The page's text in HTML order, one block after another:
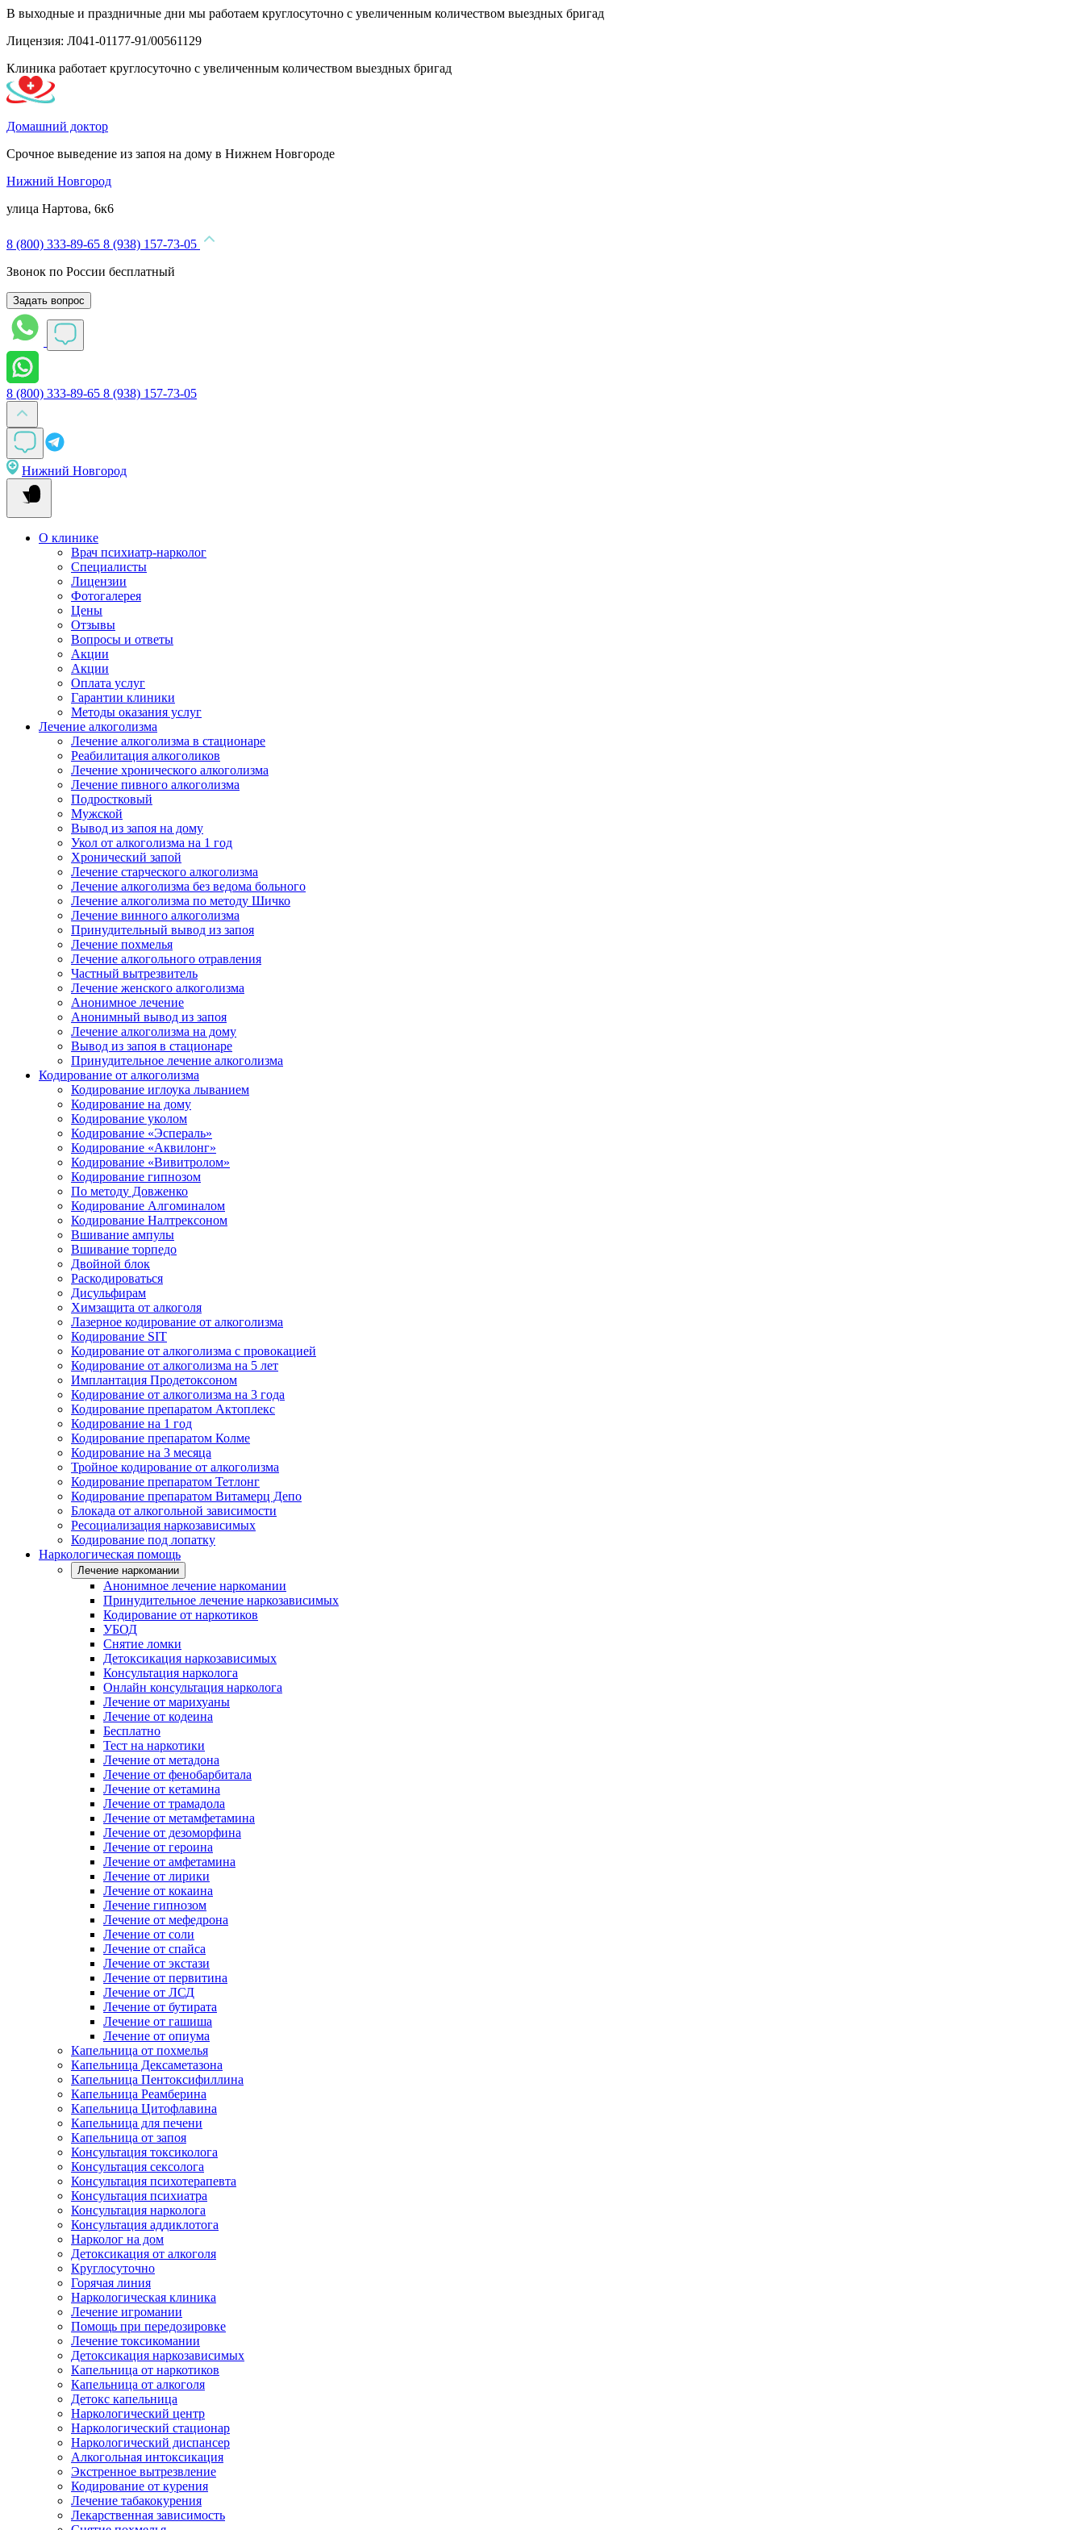
В выходные и праздничные дни мы работаем круглосуточно с увеличенным количеством выездных бригад
Лицензия: Л041-01177-91/00561129
Клиника работает круглосуточно с увеличенным количеством выездных бригад
Домашний доктор
Срочное выведение из запоя на дому в Нижнем Новгороде
Нижний Новгород
улица Нартова, 6к6
8 (800) 333-89-65 8 (938) 157-73-05
Звонок по России бесплатный
Задать вопрос
8 (800) 333-89-65 8 (938) 157-73-05
Нижний Новгород
О клинике
Врач психиатр-нарколог
Специалисты
Лицензии
Фотогалерея
Цены
Отзывы
Вопросы и ответы
Акции
Акции
Оплата услуг
Гарантии клиники
Методы оказания услуг
Лечение алкоголизма
Лечение алкоголизма в стационаре
Реабилитация алкоголиков
Лечение хронического алкоголизма
Лечение пивного алкоголизма
Подростковый
Мужской
Вывод из запоя на дому
Укол от алкоголизма на 1 год
Хронический запой
Лечение старческого алкоголизма
Лечение алкоголизма без ведома больного
Лечение алкоголизма по методу Шичко
Лечение винного алкоголизма
Принудительный вывод из запоя
Лечение похмелья
Лечение алкогольного отравления
Частный вытрезвитель
Лечение женского алкоголизма
Анонимное лечение
Анонимный вывод из запоя
Лечение алкоголизма на дому
Вывод из запоя в стационаре
Принудительное лечение алкоголизма
Кодирование от алкоголизма
Кодирование иглоука лыванием
Кодирование на дому
Кодирование уколом
Кодирование «Эспераль»
Кодирование «Аквилонг»
Кодирование «Вивитролом»
Кодирование гипнозом
По методу Довженко
Кодирование Алгоминалом
Кодирование Налтрексоном
Вшивание ампулы
Вшивание торпедо
Двойной блок
Раскодироваться
Дисульфирам
Химзащита от алкоголя
Лазерное кодирование от алкоголизма
Кодирование SIT
Кодирование от алкоголизма с провокацией
Кодирование от алкоголизма на 5 лет
Имплантация Продетоксоном
Кодирование от алкоголизма на 3 года
Кодирование препаратом Актоплекс
Кодирование на 1 год
Кодирование препаратом Колме
Кодирование на 3 месяца
Тройное кодирование от алкоголизма
Кодирование препаратом Тетлонг
Кодирование препаратом Витамерц Депо
Блокада от алкогольной зависимости
Ресоциализация наркозависимых
Кодирование под лопатку
Наркологическая помощь
Лечение наркомании
Анонимное лечение наркомании
Принудительное лечение наркозависимых
Кодирование от наркотиков
УБОД
Снятие ломки
Детоксикация наркозависимых
Консультация нарколога
Онлайн консультация нарколога
Лечение от марихуаны
Лечение от кодеина
Бесплатно
Тест на наркотики
Лечение от метадона
Лечение от фенобарбитала
Лечение от кетамина
Лечение от трамадола
Лечение от метамфетамина
Лечение от дезоморфина
Лечение от героина
Лечение от амфетамина
Лечение от лирики
Лечение от кокаина
Лечение гипнозом
Лечение от мефедрона
Лечение от соли
Лечение от спайса
Лечение от экстази
Лечение от первитина
Лечение от ЛСД
Лечение от бутирата
Лечение от гашиша
Лечение от опиума
Капельница от похмелья
Капельница Дексаметазона
Капельница Пентоксифиллина
Капельница Реамберина
Капельница Цитофлавина
Капельница для печени
Капельница от запоя
Консультация токсиколога
Консультация сексолога
Консультация психотерапевта
Консультация психиатра
Консультация нарколога
Консультация аддиклотога
Нарколог на дом
Детоксикация от алкоголя
Круглосуточно
Горячая линия
Наркологическая клиника
Лечение игромании
Помощь при передозировке
Лечение токсикомании
Детоксикация наркозависимых
Капельница от наркотиков
Капельница от алкоголя
Детокс капельница
Наркологический центр
Наркологический стационар
Наркологический диспансер
Алкогольная интоксикация
Экстренное вытрезвление
Кодирование от курения
Лечение табакокурения
Лекарственная зависимость